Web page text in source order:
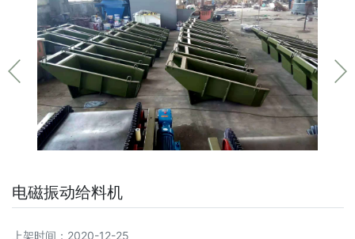
电磁振动给料机
上架时间：2020-12-25